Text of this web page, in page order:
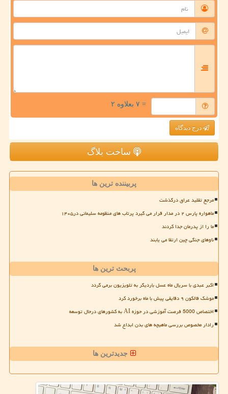
= ۷ بعلاوه ۲
درج دیدگاه
ساخت بلاگ
پربیننده ترین ها
مرجع تقلید عراق درگذشت
ماهواره پارس ۲ در مدار قرار می گیرد پرتاب های منظومه سلیمانی در۱۴۰۵
ما را از پدرمان جدا کردند
ناوهای جنگی چین ارتقا می یابند
پربحث ترین ها
اکبر عبدی با سریال ماه عسل باردیگر به تلویزیون برمی گردد
موشک فالکون ۹ دقایقی پیش با ماه برخورد کرد
اختصاص 5000 فرصت آموزشی در حوزه AI به کشورهای درحال توسعه
رادار مخصوص بررسی ماهیچه های بدن ابداع شد
جدیدترین ها